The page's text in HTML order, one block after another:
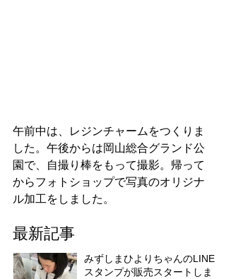
午前中は、レジンチャームをつくりま
した。午後からは岡山総合グランド公
園で、自撮り棒をもって撮影。帰って
からフォトショップで写真のオリジナ
ル加工をしました。
最新記事
みずしまひよりちゃんのLINE
スタンプが販売スタートしま